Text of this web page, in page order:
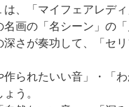
、「マイフェアレデ
画の「名シーン」の
さが奏功して、「セ
作られたいい音」・「
う。